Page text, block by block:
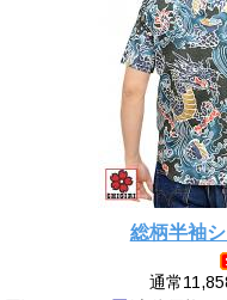
総柄半袖
通常